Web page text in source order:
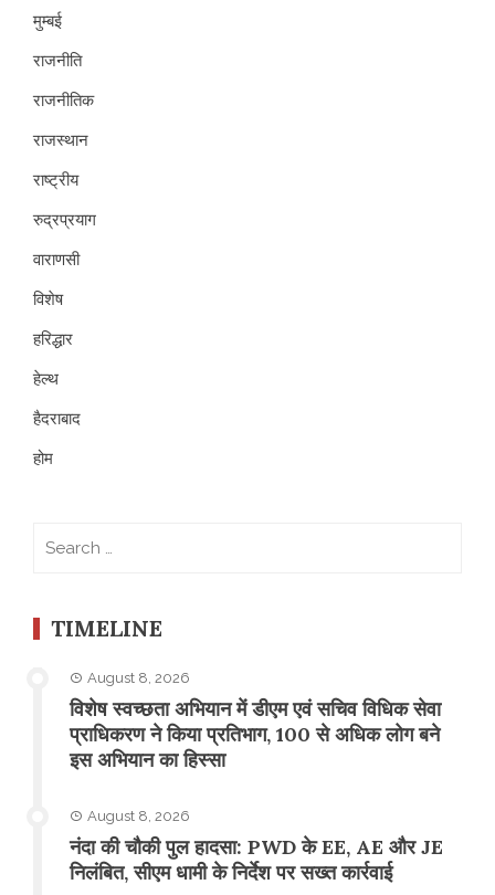
मुम्बई
राजनीति
राजनीतिक
राजस्थान
राष्ट्रीय
रुद्रप्रयाग
वाराणसी
विशेष
हरिद्धार
हेल्थ
हैदराबाद
होम
TIMELINE
August 8, 2026
विशेष स्वच्छता अभियान में डीएम एवं सचिव विधिक सेवा
प्राधिकरण ने किया प्रतिभाग, 100 से अधिक लोग बने
इस अभियान का हिस्सा
August 8, 2026
नंदा की चौकी पुल हादसा: PWD के EE, AE और JE
निलंबित, सीएम धामी के निर्देश पर सख्त कार्रवाई